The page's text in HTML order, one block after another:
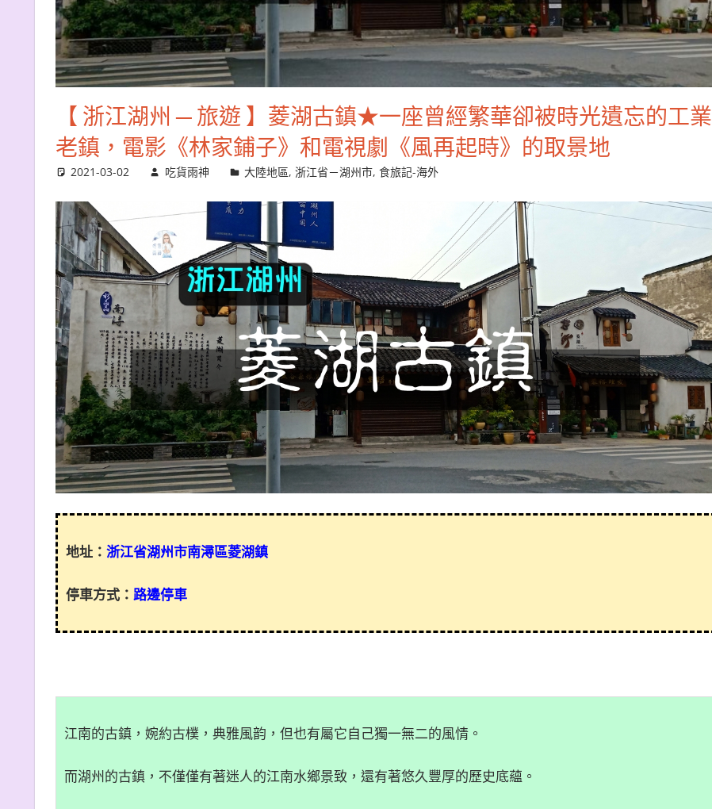
【 浙江湖州 ─ 旅遊 】菱湖古鎮★一座曾經繁華卻被時光遺忘的工業
老鎮，電影《林家鋪子》和電視劇《風再起時》的取景地
2021-03-02 吃貨雨神 大陸地區,浙江省－湖州市,食旅記-海外
地址： 浙江省湖州市南潯區菱湖鎮
停車方式： 路邊停車
江南的古鎮，婉約古樸，典雅風韵，但也有屬它自己獨一無二的風情。
而湖州的古鎮，不僅僅有著迷人的江南水鄉景致，還有著悠久豐厚的歷史底蘊。